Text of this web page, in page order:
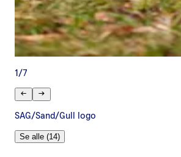
1 /7
SAG/Sand/Gull logo
Se alle (14)